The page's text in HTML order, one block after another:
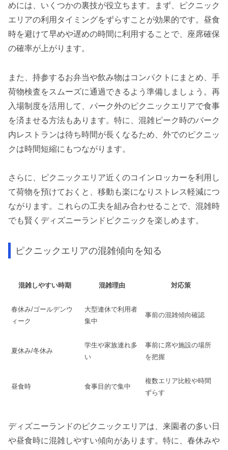
めには、いくつかの裏技が役立ちます。まず、ピクニック
エリアの利用タイミングをずらすことが効果的です。昼食
時を避けて早めや遅めの時間に利用することで、座席確保
の確率が上がります。
また、持参するお弁当や飲み物はコンパクトにまとめ、手
荷物検査をスムーズに通過できるよう準備しましょう。再
入場制度を活用して、パーク外のピクニックエリアで食事
を済ませる方法もあります。特に、混雑ピーク時のパーク
内レストランは待ち時間が長くなるため、外でのピクニッ
クは時間短縮にもつながります。
さらに、ピクニックエリア近くのコインロッカーを利用し
て荷物を預けておくと、移動も楽になりストレス軽減につ
ながります。これらの工夫を組み合わせることで、混雑時
でも賢くディズニーランドピクニックを楽しめます。
ピクニックエリアの混雑傾向を知る
混雑しやすい時期 混雑理由 対応策
春休み/ゴールデンウ
ィーク
大型連休で利用者
集中
事前の混雑傾向確認
夏休み/冬休み
学生や家族連れ多
い
事前に席や施設の場所
を把握
昼食時 食事目的で集中
複数エリア比較や時間
ずらす
ディズニーランドのピクニックエリアは、来園者の多い日
や昼食時に混雑しやすい傾向があります。特に、春休みや